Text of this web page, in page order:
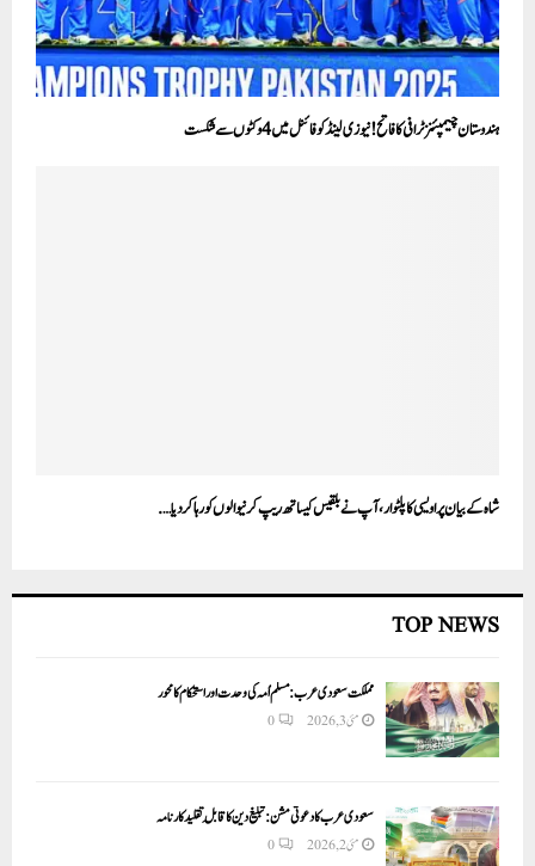
ہندوستان چیمپئنز ٹرافی کا فاتح! نیوزی لینڈ کو فائنل میں 4 وکٹوں سے شکست
شاہ کے بیان پر اویسی کا پلٹوار، آپ نے بلقیس کیساتھ ریپ کرنیوالوں کو رہا کردیا….
TOP NEWS
مملکت سعودی عرب: مسلم اُمہ کی وحدت اور استحکام کا محور
مئی 3, 2026 0
سعودی عرب کا دعوتی مشن: تبلیغ دین کا قابلِ تقلید کارنامہ
مئی 2, 2026 0